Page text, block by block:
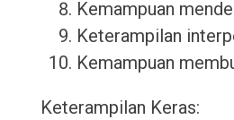
Kemampuan
Keterampilan
Kemampuan
Keterampilan Keras: